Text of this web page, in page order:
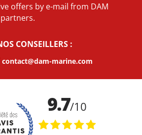
offers by e-mail from DAM
CONSEILLERS :
contact@dam-marine.com